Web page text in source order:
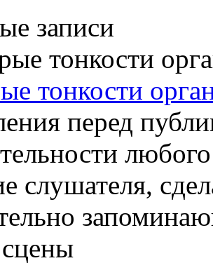
записи
тонкости
перед
слушателя,